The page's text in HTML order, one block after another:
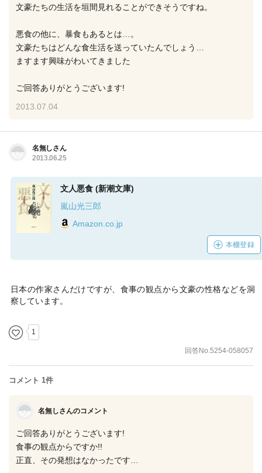
文豪たちの生活を垣間見れることができそうですね。
悪食の他に、暴食もあるとは…。
文豪たちはどんな食生活を送っていたんでしょう…
ますます興味がわいてきました
ご回答ありがとうございます!
2013.07.04
名無しさん
2013.06.25
文人悪食 (新潮文庫)
嵐山光三郎
Amazon.co.jp
本棚登録
日本の作家さんだけですが、食事の観点から文豪の性格などを洞
察しています。
1
回答No.5254-058057
コメント 1件
名無しさんのコメント
ご回答ありがとうございます!
食事の観点からですか!!
正直、その発想はなかったです…